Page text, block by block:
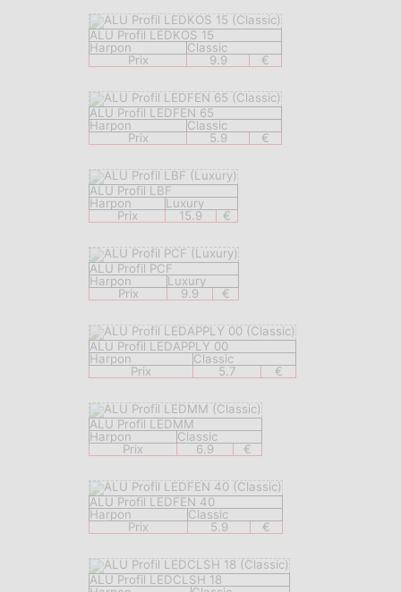
ALU Profil LEDKOS 15
Harpon
Classic
Prix
9.9 €
ALU Profil LEDFEN 65
Harpon
Classic
Prix
5.9 €
ALU Profil LBF
Harpon
Luxury
Prix
15.9 €
ALU Profil PCF
Harpon
Luxury
Prix
9.9 €
ALU Profil LEDAPPLY 00
Harpon
Classic
Prix
5.7 €
ALU Profil LEDMM
Harpon
Classic
Prix
6.9 €
ALU Profil LEDFEN 40
Harpon
Classic
Prix
5.9 €
ALU Profil LEDCLSH 18